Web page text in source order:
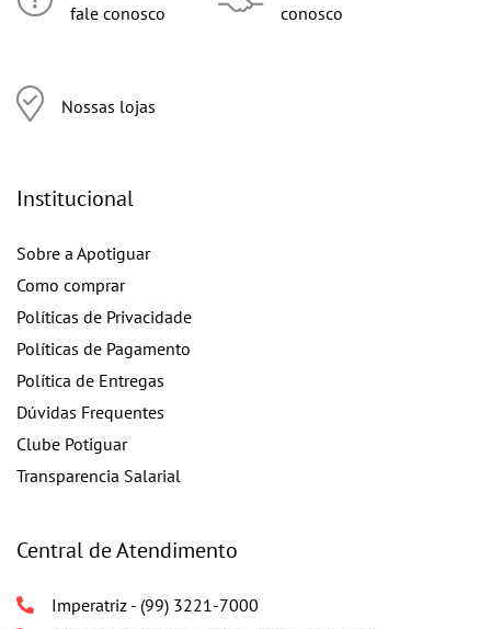
fale conosco
Nossas lojas
conosco
Institucional
Sobre a Apotiguar
Como comprar
Políticas de Privacidade
Políticas de Pagamento
Política de Entregas
Dúvidas Frequentes
Clube Potiguar
Transparencia Salarial
Central de Atendimento
Imperatriz - (99) 3221-7000